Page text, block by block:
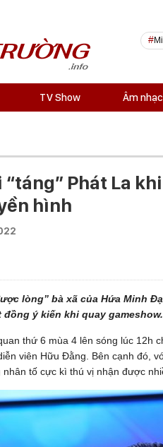
TV Show Âm nhạc
Phát La
hình
lòng” bà xã của Hứa Minh
ý kiến khi quay gameshow.
thứ 6 mùa 4 lên sóng lúc 12h
viên Hữu Đằng. Bên cạnh đó,
nhân tố cực kì thú vị nhận được